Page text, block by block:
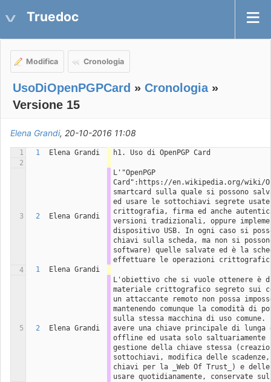
Truedoc
Modifica Cronologia
UsoDiOpenPGPCard » Cronologia»
Versione 15
Elena Grandi, 20-10-2016 11:08
1 1 Elena Grandi
h1. Uso di OpenPGP Card
2
3 2 Elena Grandi
L'"OpenPGP
Card":https://en.wikipedia.org/wiki/
smartcard sulla quale si possono
ed usare le sottochiavi segrete usate
crittografia, firma ed anche
versioni tradizionali, oppure
dispositivo USB. In ogni caso si
chiavi sulla scheda, ma non si
software) quelle salvate ed è la
effettuare le operazioni
4
1 Elena Grandi
5 2 Elena Grandi
L'obiettivo che si vuole ottenere è
materiale crittografico segreto sui
un attaccante remoto non possa
mantenendo comunque la comodità di
sulla stessa macchina di uso
avere una chiave principale di lunga
offline ed usata solo saltuariamente
gestione della chiave stessa
sottochiavi, modifica delle
chiavi per la _Web Of Trust_) e
usare quotidianamente, conservate